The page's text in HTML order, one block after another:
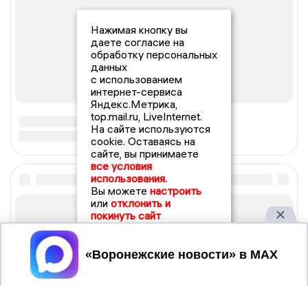
Нажимая кнопку вы
даете согласие на
обработку персональных
данных
с использованием
интернет-сервиса
Яндекс.Метрика,
top.mail.ru, LiveInternet.
На сайте используются
cookie. Оставаясь на
сайте, вы принимаете
все условия
использования.
Вы можете настроить
или отклонить и
покинуть сайт
Принять